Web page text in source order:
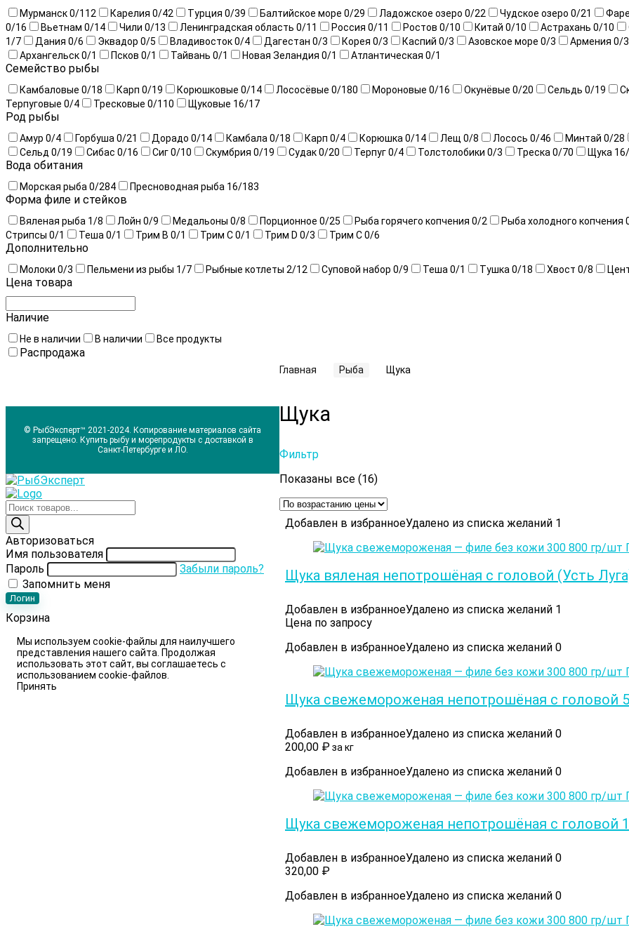
Мурманск0/112 Карелия 0/42 Турция 0/39 Балтийское море 0/29 Ладожское озеро 0/22 Чудское озеро 0/21
0/16 Вьетнам 0/14 Чили 0/13 Ленинградская область 0/11 Россия 0/11 Ростов 0/10 Китай 0/10 Астрахань 0/10
1/7 Дания 0/6 Эквадор 0/5 Владивосток0/4 Дагестан 0/3 Корея 0/3 Каспий 0/3 Азовское море 0/3 Армения 0/3
Архангельск0/1 Псков 0/1 Тайвань 0/1 Новая Зеландия 0/1 Атлантическая 0/1
Семейство рыбы
Камбаловые 0/18 Карп 0/19 Корюшковые 0/14 Лососёвые 0/180 Мороновые 0/16 Окунёвые 0/20 Сельдь 0/19
Терпуговые 0/4 Тресковые 0/110 Щуковые 16/17
Род рыбы
Амур 0/4 Горбуша 0/21 Дорадо 0/14 Камбала 0/18 Карп 0/4 Корюшка 0/14 Лещ 0/8 Лосось 0/46 Минтай 0/28
Сельд 0/19 Сибас 0/16 Сиг0/10 Скумбрия 0/19 Судак0/20 Терпуг0/4 Толстолобики 0/3 Треска 0/70 Щука 16
Вода обитания
Морская рыба 0/284 Пресноводная рыба 16/183
Форма филе и стейков
Вяленая рыба 1/8 Лойн 0/9 Медальоны 0/8 Порционное 0/25 Рыба горячего копчения 0/2 Рыба холодного копчения
Стрипсы 0/1 Теша 0/1 Трим B 0/1 Трим C0/1 Трим D 0/3 Трим С0/6
Дополнительно
Молоки 0/3 Пельмени из рыбы 1/7 Рыбные котлеты 2/12 Суповой набор 0/9 Теша 0/1 Тушка 0/18 Хвост 0/8
Цена товара
Наличие
Не в наличии В наличии Все продукты
Распродажа
Главная Рыба Щука
Щука
Фильтр
Показаны все (16)Цены:
возрастанию
Добавлен в избранноеУдалено из списка желаний 1
Щука вяленая непотрошёная с головой (Усть
Добавлен в избранноеУдалено из списка желаний 1
Цена по запросу
Добавлен в избранноеУдалено из списка желаний 0
Щука свежемороженая непотрошёная с головой
Добавлен в избранноеУдалено из списка желаний 0
200,00 ₽за кг
Добавлен в избранноеУдалено из списка желаний 0
Щука свежемороженая непотрошёная с головой
Добавлен в избранноеУдалено из списка желаний 0
320,00 ₽
Добавлен в избранноеУдалено из списка желаний 0
© РыбЭксперт™ 2021-2024. Копирование материалов сайта
запрещено. Купить рыбу и морепродукты с доставкой в
Санкт-Петербурге и ЛО.
Поиск
товаров
Авторизоваться
Имя пользователя
Пароль
Забыли пароль?
Запомнить меня
Логин
Корзина
Мы используем cookie-файлы для наилучшего
представления нашего сайта. Продолжая
использовать этот сайт, вы соглашаетесь с
использованием cookie-файлов.
Принять